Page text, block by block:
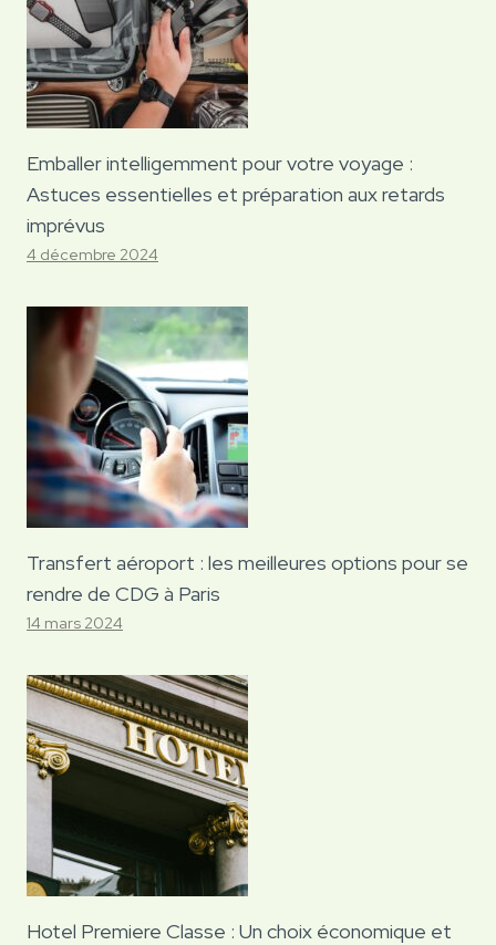
Emballer intelligemment pour votre voyage :
Astuces essentielles et préparation aux retards
imprévus
4 décembre 2024
Transfert aéroport : les meilleures options pour se
rendre de CDG à Paris
14 mars 2024
Hotel Premiere Classe : Un choix économique et